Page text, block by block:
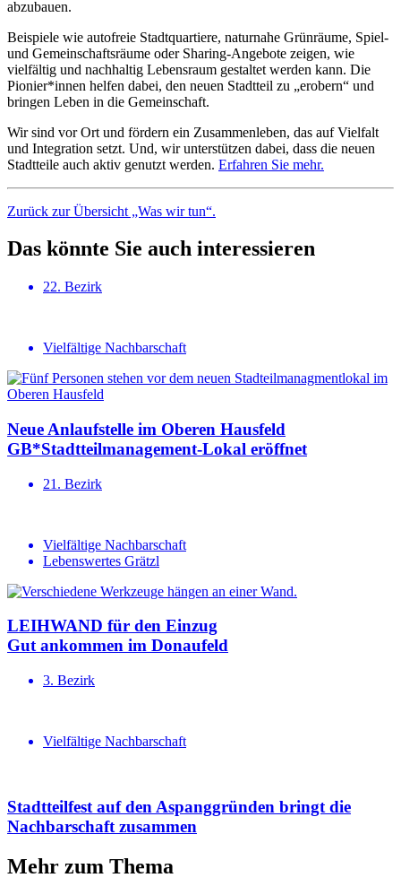
abzubauen.
Beispiele wie autofreie Stadtquartiere, naturnahe Grünräume, Spiel-
und Gemeinschaftsräume oder Sharing-Angebote zeigen, wie
vielfältig und nachhaltig Lebensraum gestaltet werden kann. Die
Pionier*innen helfen dabei, den neuen Stadtteil zu „erobern“ und
bringen Leben in die Gemeinschaft.
Wir sind vor Ort und fördern ein Zusammenleben, das auf Vielfalt
und Integration setzt. Und, wir unterstützen dabei, dass die neuen
Stadtteile auch aktiv genutzt werden. Erfahren Sie mehr.
Zurück zur Übersicht „Was wir tun“.
Das könnte Sie auch interessieren
22. Bezirk
Vielfältige Nachbarschaft
Neue Anlauf­stelle im Oberen Hausfeld
GB*Stadt­teil­ma­na­gement-Lokal eröffnet
21. Bezirk
Vielfältige Nachbarschaft
Lebenswertes Grätzl
LEIHWAND für den Einzug
Gut ankommen im Donaufeld
3. Bezirk
Vielfältige Nachbarschaft
Stadtteilfest auf den Aspanggründen bringt die
Nachbar­schaft zusammen
Mehr zum Thema